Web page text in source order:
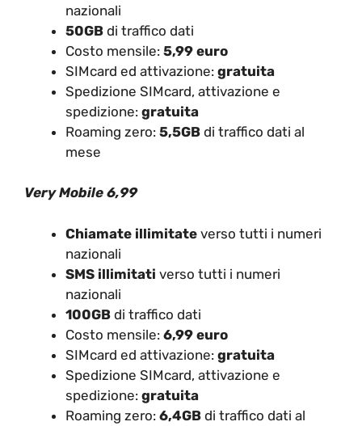
nazionali
50GB di traffico dati
Costo mensile: 5,99 euro
SIMcard ed attivazione: gratuita
Spedizione SIMcard, attivazione e
spedizione: gratuita
Roaming zero: 5,5GB di traffico dati al
mese
Very Mobile 6,99
Chiamate illimitate verso tutti i numeri
nazionali
SMS illimitati verso tutti i numeri
nazionali
100GB di traffico dati
Costo mensile: 6,99 euro
SIMcard ed attivazione: gratuita
Spedizione SIMcard, attivazione e
spedizione: gratuita
Roaming zero: 6,4GB di traffico dati al